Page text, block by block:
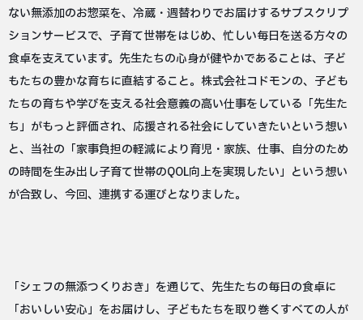
ない無添加のお惣菜を、冷蔵・週替わりでお届けするサブスクリプ
ションサービスで、子育て世帯をはじめ、忙しい毎日を送る方々の
食卓を支えています。先生たちの心身が健やかであることは、子ど
もたちの豊かな育ちに直結すること。株式会社コドモンの、子ども
たちの育ちや学びを支える社会意義の高い仕事をしている「先生た
ち」がもっと評価され、応援される社会にしていきたいという想い
と、当社の「家事負担の軽減により育児・家族、仕事、自分のため
の時間を生み出し子育て世帯のQOL向上を実現したい」という想い
が合致し、今回、連携する運びとなりました。
「シェフの無添つくりおき」を通じて、先生たちの毎日の食卓に
「おいしい安心」をお届けし、子どもたちを取り巻くすべての人が